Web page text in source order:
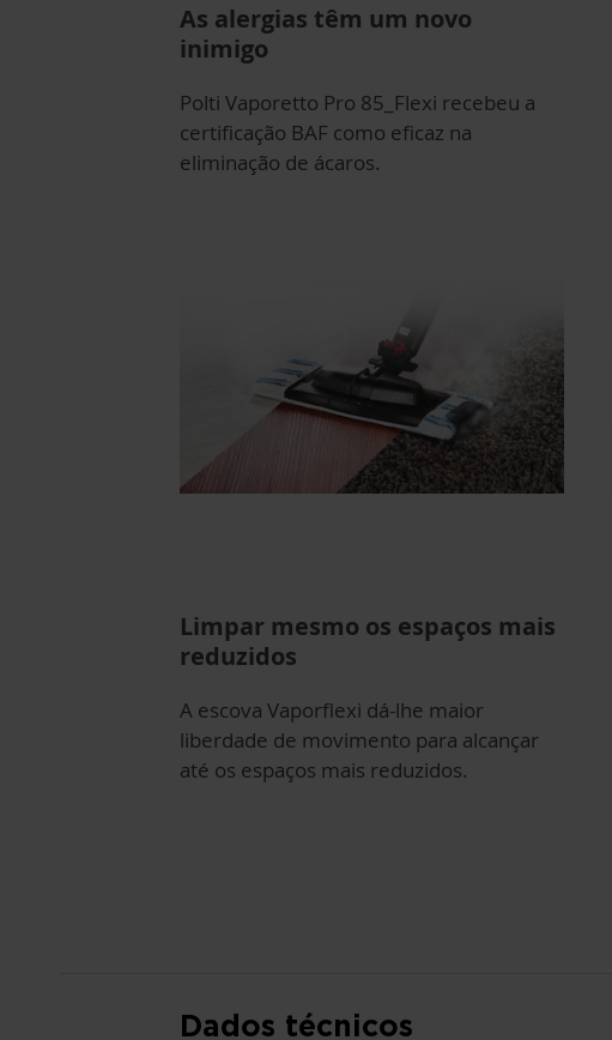
As alergias têm um novo
inimigo
Polti Vaporetto Pro 85_Flexi recebeu a
certificação BAF como eficaz na
eliminação de ácaros.
Limpar mesmo os espaços mais
reduzidos
A escova Vaporflexi dá-lhe maior
liberdade de movimento para alcançar
até os espaços mais reduzidos.
Dados técnicos